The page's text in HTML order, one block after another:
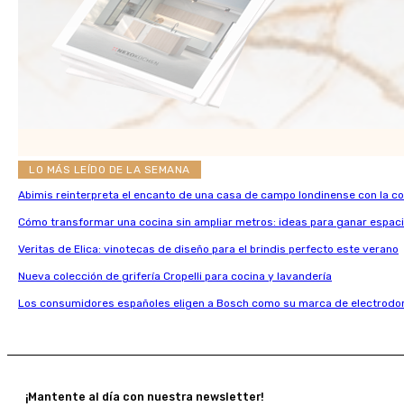
LO MÁS LEÍDO DE LA SEMANA
Abimis reinterpreta el encanto de una casa de campo londinense con la
Cómo transformar una cocina sin ampliar metros: ideas para ganar
Veritas de Elica: vinotecas de diseño para el brindis perfecto este verano
Nueva colección de grifería Cropelli para cocina y lavandería
Los consumidores españoles eligen a Bosch como su marca de
¡Mantente al día con nuestra newsletter!